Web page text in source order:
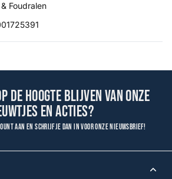
Foudralen
de hoogte blijven van onze
en acties?
aan en schrijf je dan in voor onze nieuwsbrief!